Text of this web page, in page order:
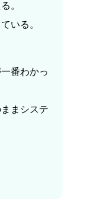
。
いる。
番わかっ
まシステ